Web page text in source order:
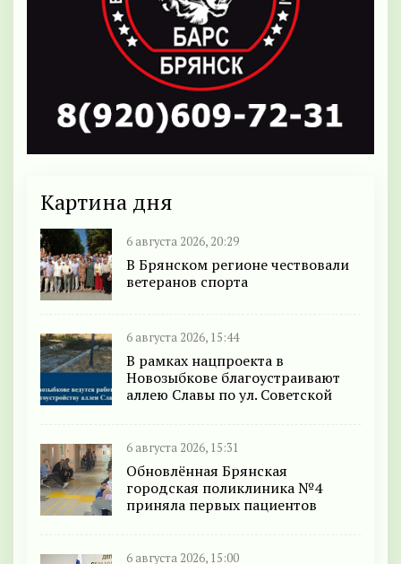
Картина дня
6 августа 2026, 20:29
В Брянском регионе чествовали
ветеранов спорта
6 августа 2026, 15:44
В рамках нацпроекта в
Новозыбкове благоустраивают
аллею Славы по ул. Советской
6 августа 2026, 15:31
Обновлённая Брянская
городская поликлиника №4
приняла первых пациентов
6 августа 2026, 15:00